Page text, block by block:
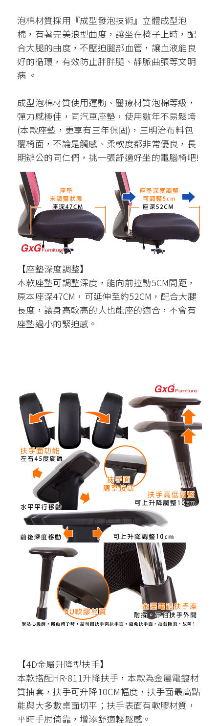
泡棉材質採用『成型發泡技術』立體成型泡
棉，有著完美浪型曲度，讓坐在椅子上時，配
合大腿的曲度，不壓迫腿部血管，讓血液能良
好的循環，有效防止胖胖腿、靜脈曲張等文明
病 。
成型泡棉材質使用運動、醫療材質泡棉等級，
彈力感極佳，同汽車座墊，使用數年不易鬆垮
(本款座墊，更享有三年保固)，三明治布料包
覆椅面，不論是觸感、柔軟度都非常優良，長
期辦公的同仁們，挑一張舒適好坐的電腦椅吧!
【座墊深度調整】
本款座墊可調整深度，能向前拉動5CM間距，
原本座深47CM，可延伸至約52CM，配合大腿
長度，讓身高較高的人也能座的適合，不會有
座墊過小的緊迫感。
【4D金屬升降型扶手】
本款搭配HR-811升降扶手，本款為金屬電鍍材
質抽套，扶手可升降10CM幅度，扶手面最高點
能與大多數桌面切平；扶手表面有軟膠材質，
平時手肘倚靠，增添舒適輕鬆感。